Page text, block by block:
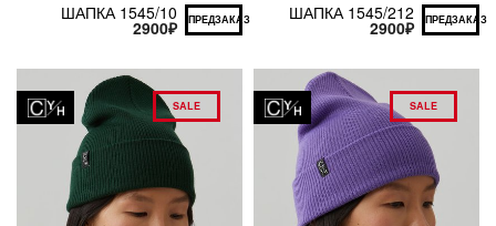
ШАПКА 1545/10
2900₽ ПРЕДЗАКАЗ ШАПКА 1545/212
2900₽ ПРЕДЗАКАЗ
SALE SALE